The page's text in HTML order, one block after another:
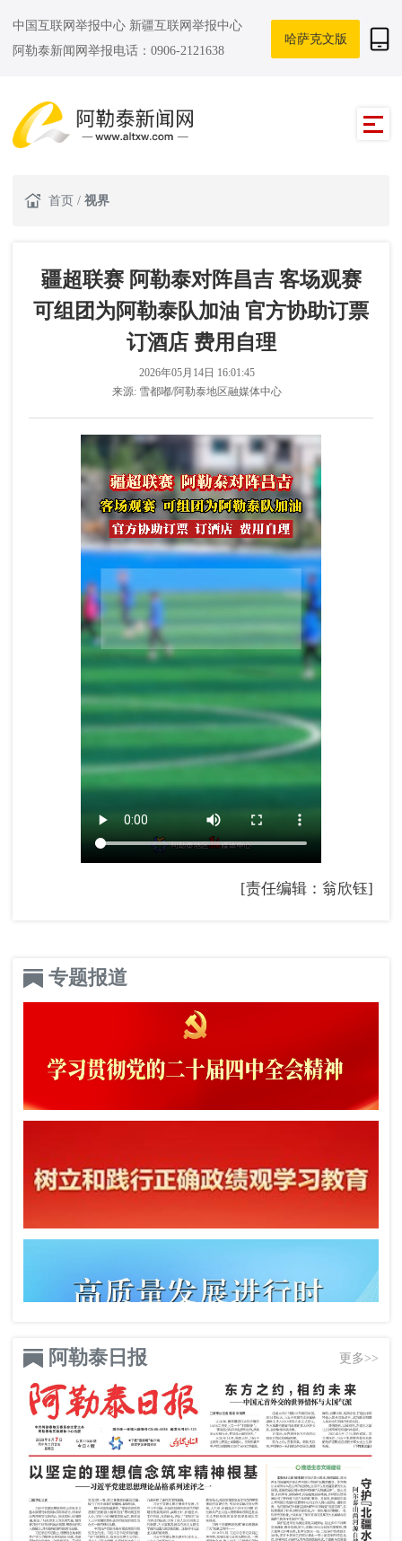
中国互联网举报中心 新疆互联网举报中心
阿勒泰新闻网举报电话：0906-2121638
哈萨克文版
首页 / 视界
疆超联赛 阿勒泰对阵昌吉 客场观赛
可组团为阿勒泰队加油 官方协助订票
订酒店 费用自理
2026年05月14日 16:01:45
来源: 雪都嘟/阿勒泰地区融媒体中心
[责任编辑：翁欣钰]
专题报道
阿勒泰日报 更多>>